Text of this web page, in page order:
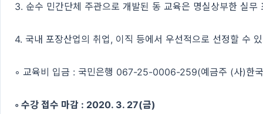
3. 순수 민간단체 주관으로 개발된 동 교육은 명실상부한 실무
4. 국내 포장산업의 취업, 이직 등에서 우선적으로 선정할 수
◦ 교육비 입금 : 국민은행 067-25-0006-259(예금주 (사)한
◦ 수강 접수 마감 : 2020. 3. 27(금)